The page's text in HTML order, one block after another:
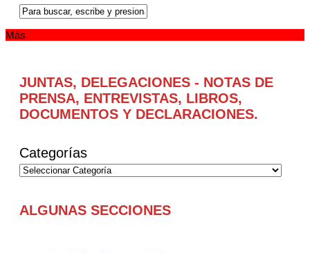
Más
JUNTAS, DELEGACIONES - NOTAS DE
PRENSA, ENTREVISTAS, LIBROS,
DOCUMENTOS Y DECLARACIONES.
Categorías
ALGUNAS SECCIONES